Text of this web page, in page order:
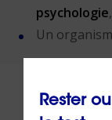
psychologie,
Un
Rester